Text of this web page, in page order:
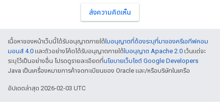
ส่งความคิดเห็น
เนื้อหาของหน้าเว็บนี้ได้รับอนุญาตภายใต้ใบอนุญาตที่ต้องระบุที่มาของครีเอทีฟคอม
มอนส์ 4.0 และตัวอย่างโค้ดได้รับอนุญาตภายใต้ใบอนุญาต Apache 2.0 เว้นแต่จะ
ระบุไว้เป็นอย่างอื่น โปรดดูรายละเอียดที่นโยบายเว็บไซต์ Google Developers
Java เป็นเครื่องหมายการค้าจดทะเบียนของ Oracle และ/หรือบริษัทในเครือ
อัปเดตล่าสุด 2026-02-03 UTC